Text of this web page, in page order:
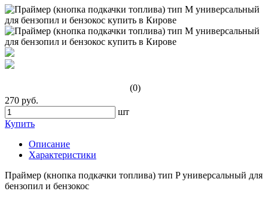
(0)
270 руб.
шт
Купить
Описание
Характеристики
Праймер (кнопка подкачки топлива) тип P универсальный для
бензопил и бензокос